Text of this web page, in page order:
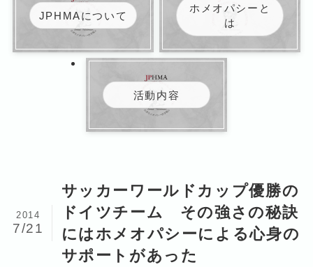
JPHMAについて
ホメオパシーと
は
活動内容
サッカーワールドカップ優勝の
ドイツチーム その強さの秘訣
にはホメオパシーによる心身の
サポートがあった
2014
7/21